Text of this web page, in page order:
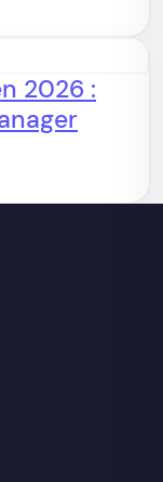
2026 :